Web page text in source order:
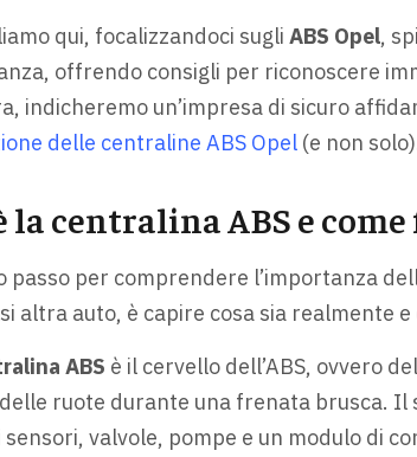
qui, focalizzandoci sugli ABS Opel,
offrendo consigli per riconoscere
indicheremo un’impresa di sicuro
delle centraline ABS Opel(e non
la centralina ABS e
passo per comprendere l’importanza
altra auto, è capire cosa sia realmente
ABS è il cervello dell’ABS, ovvero
ruote durante una frenata brusca. Il
sensori, valvole, pompe e un modulo di